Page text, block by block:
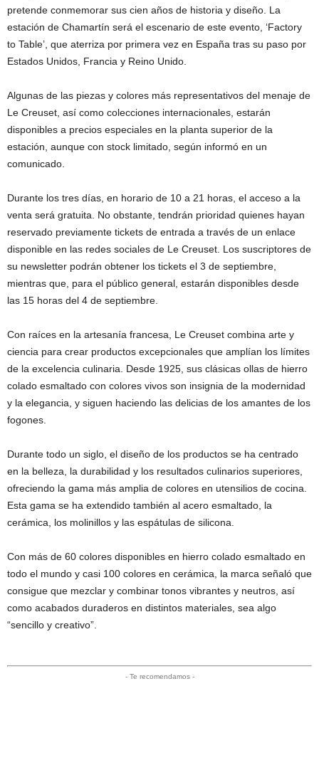
pretende conmemorar sus cien años de historia y diseño. La
estación de Chamartín será el escenario de este evento, ‘Factory
to Table’, que aterriza por primera vez en España tras su paso por
Estados Unidos, Francia y Reino Unido.
Algunas de las piezas y colores más representativos del menaje de
Le Creuset, así como colecciones internacionales, estarán
disponibles a precios especiales en la planta superior de la
estación, aunque con stock limitado, según informó en un
comunicado.
Durante los tres días, en horario de 10 a 21 horas, el acceso a la
venta será gratuita. No obstante, tendrán prioridad quienes hayan
reservado previamente tickets de entrada a través de un enlace
disponible en las redes sociales de Le Creuset. Los suscriptores de
su newsletter podrán obtener los tickets el 3 de septiembre,
mientras que, para el público general, estarán disponibles desde
las 15 horas del 4 de septiembre.
Con raíces en la artesanía francesa, Le Creuset combina arte y
ciencia para crear productos excepcionales que amplían los límites
de la excelencia culinaria. Desde 1925, sus clásicas ollas de hierro
colado esmaltado con colores vivos son insignia de la modernidad
y la elegancia, y siguen haciendo las delicias de los amantes de los
fogones.
Durante todo un siglo, el diseño de los productos se ha centrado
en la belleza, la durabilidad y los resultados culinarios superiores,
ofreciendo la gama más amplia de colores en utensilios de cocina.
Esta gama se ha extendido también al acero esmaltado, la
cerámica, los molinillos y las espátulas de silicona.
Con más de 60 colores disponibles en hierro colado esmaltado en
todo el mundo y casi 100 colores en cerámica, la marca señaló que
consigue que mezclar y combinar tonos vibrantes y neutros, así
como acabados duraderos en distintos materiales, sea algo
“sencillo y creativo”.
- Te recomendamos -